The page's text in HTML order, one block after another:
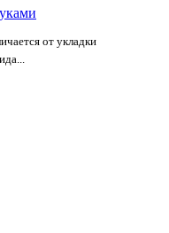
от укладки